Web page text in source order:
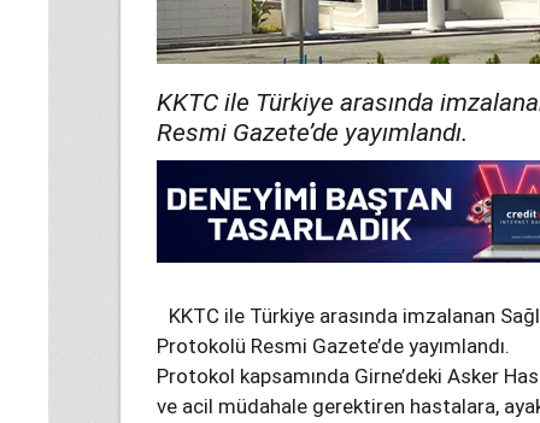
KKTC ile Türkiye arasında
Resmi Gazete’de yayımlandı.
KKTC ile Türkiye arasında imzalanan
Protokolü Resmi Gazete’de yayımlandı.
Protokol kapsamında Girne’deki Asker
ve acil müdahale gerektiren hastalara,